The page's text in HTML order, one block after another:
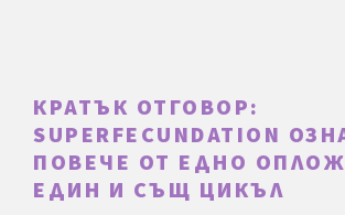
КРАТЪК ОТГОВОР:
SUPERFECUNDATION
ПОВЕЧЕ ОТ ЕДНО
ЕДИН И СЪЩ ЦИКЪЛ